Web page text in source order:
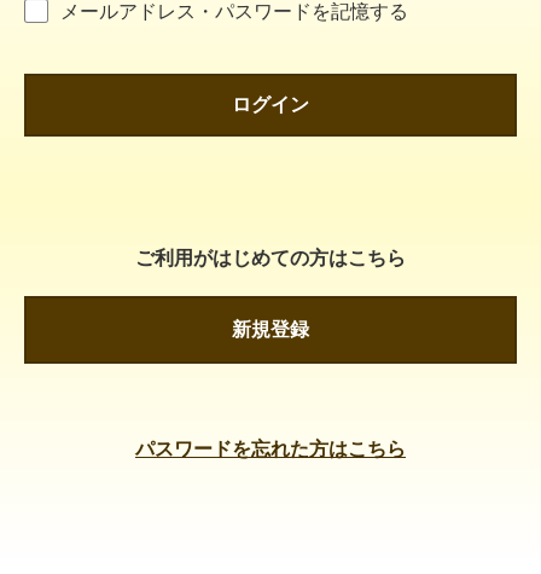
メールアドレス・パスワードを記憶する
ログイン
ご利用がはじめての方はこちら
新規登録
パスワードを忘れた方はこちら